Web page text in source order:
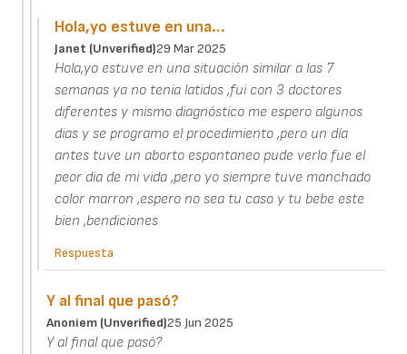
Hola,yo estuve en una…
Janet (unverified)29 Mar 2025
Hola,yo estuve en una situación similar a las 7
semanas ya no tenia latidos ,fui con 3 doctores
diferentes y mismo diagnóstico me espero algunos
dias y se programo el procedimiento ,pero un día
antes tuve un aborto espontaneo pude verlo fue el
peor dia de mi vida ,pero yo siempre tuve manchado
color marron ,espero no sea tu caso y tu bebe este
bien ,bendiciones
Respuesta
Y al final que pasó?
Anoniem (unverified)25 Jun 2025
Y al final que pasó?